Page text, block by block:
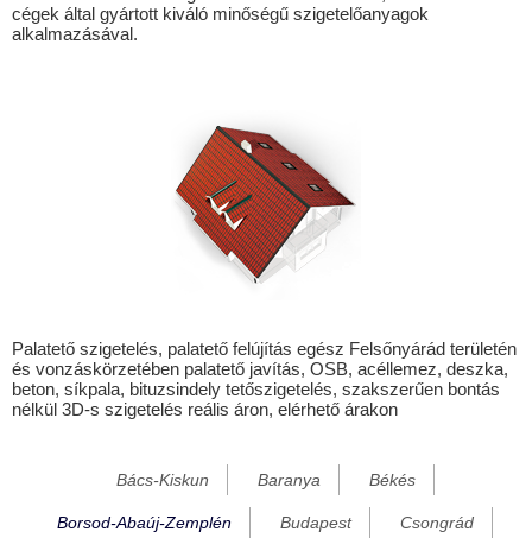
Alsóregmec
Aszaló
Baktakék
Bánréve
cégek által gyártott kiváló minőségű szigetelőanyagok
alkalmazásával.
Palatető szigetelés, palatető felújítás egész Felsőnyárád területén
és vonzáskörzetében palatető javítás, OSB, acéllemez, deszka,
beton, síkpala, bituzsindely tetőszigetelés, szakszerűen bontás
nélkül 3D-s szigetelés reális áron, elérhető árakon
Bács-Kiskun Baranya Békés
Borsod-Abaúj-Zemplén Budapest Csongrád